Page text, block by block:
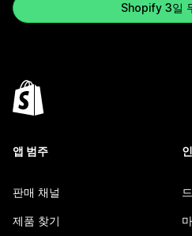
Shopify 3일
앱 범주
판매 채널
제품 찾기